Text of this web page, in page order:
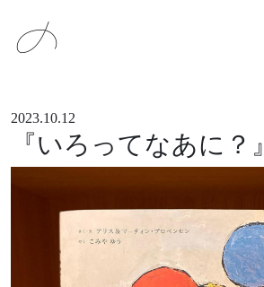
メインナビゲーション
2023.10.12
『いろってなあに？』